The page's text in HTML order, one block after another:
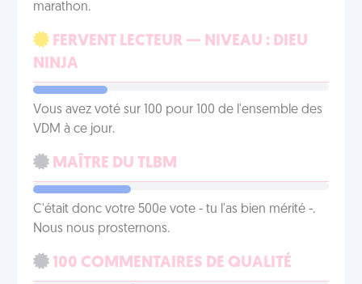
marathon.
FERVENT LECTEUR — NIVEAU : DIEU
NINJA
Vous avez voté sur 100 pour 100 de l'ensemble des
VDM à ce jour.
MAÎTRE DU TLBM
C'était donc votre 500e vote - tu l'as bien mérité -.
Nous nous prosternons.
100 COMMENTAIRES DE QUALITÉ